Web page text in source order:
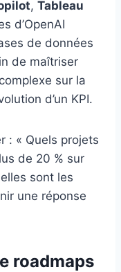
, Tableau
d’OpenAI
de données
de maîtriser
sur la
d’un KPI.
: « Quels projets
de 20 % sur
sont les
une réponse
roadmaps